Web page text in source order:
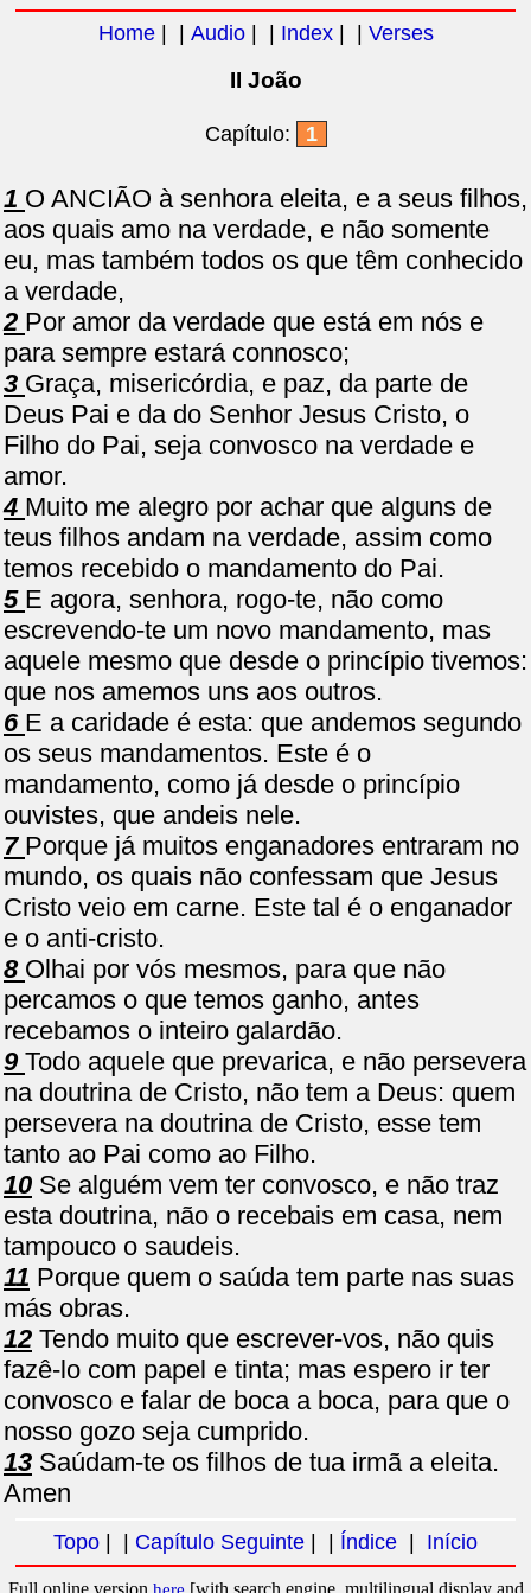
Home| | Audio| | Index| | Verses
II João
Capítulo: 1
1 O ANCIÃO à senhora eleita, e a seus filhos,
aos quais amo na verdade, e não somente
eu, mas também todos os que têm conhecido
a verdade,
2 Por amor da verdade que está em nós e
para sempre estará connosco;
3 Graça, misericórdia, e paz, da parte de
Deus Pai e da do Senhor Jesus Cristo, o
Filho do Pai, seja convosco na verdade e
amor.
4 Muito me alegro por achar que alguns de
teus filhos andam na verdade, assim como
temos recebido o mandamento do Pai.
5 E agora, senhora, rogo-te, não como
escrevendo-te um novo mandamento, mas
aquele mesmo que desde o princípio tivemos:
que nos amemos uns aos outros.
6 E a caridade é esta: que andemos segundo
os seus mandamentos. Este é o
mandamento, como já desde o princípio
ouvistes, que andeis nele.
7 Porque já muitos enganadores entraram no
mundo, os quais não confessam que Jesus
Cristo veio em carne. Este tal é o enganador
e o anti-cristo.
8 Olhai por vós mesmos, para que não
percamos o que temos ganho, antes
recebamos o inteiro galardão.
9 Todo aquele que prevarica, e não persevera
na doutrina de Cristo, não tem a Deus: quem
persevera na doutrina de Cristo, esse tem
tanto ao Pai como ao Filho.
10 Se alguém vem ter convosco, e não traz
esta doutrina, não o recebais em casa, nem
tampouco o saudeis.
11 Porque quem o saúda tem parte nas suas
más obras.
12 Tendo muito que escrever-vos, não quis
fazê-lo com papel e tinta; mas espero ir ter
convosco e falar de boca a boca, para que o
nosso gozo seja cumprido.
13 Saúdam-te os filhos de tua irmã a eleita.
Amen
Topo Capítulo Seguinte Índice Início
Full online version [with search engine, multilingual display and